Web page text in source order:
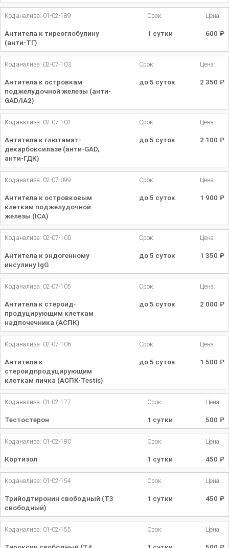
Код анализа: 01-02-189
Антитела к тиреоглобулину
(анти-ТГ)
Срок:
1 сутки
Цена:
600 ₽
Код анализа: 02-07-103
Антитела к островкам
поджелудочной железы (анти-
GAD/IA2)
Срок:
до 5 суток
Цена:
2 350 ₽
Код анализа: 02-07-101
Антитела к глютамат-
декарбоксилазе (анти-GAD,
анти-ГДК)
Срок:
до 5 суток
Цена:
2 100 ₽
Код анализа: 02-07-099
Антитела к островковым
клеткам поджелудочной
железы (ICA)
Срок:
до 5 суток
Цена:
1 900 ₽
Код анализа: 02-07-100
Антитела к эндогенному
инсулину IgG
Срок:
до 5 суток
Цена:
1 350 ₽
Код анализа: 02-07-105
Антитела к стероид-
продуцирующим клеткам
надпочечника (АСПК)
Срок:
до 5 суток
Цена:
2 000 ₽
Код анализа: 02-07-106
Антитела к
стероидпродуцирующим
клеткам яичка (АСПК-Testis)
Срок:
до 5 суток
Цена:
1 500 ₽
Код анализа: 01-02-177
Тестостерон
Срок:
1 сутки
Цена:
500 ₽
Код анализа: 01-02-180
Кортизол
Срок:
1 сутки
Цена:
450 ₽
Код анализа: 01-02-154
Трийодтиронин свободный (Т3
свободный)
Срок:
1 сутки
Цена:
450 ₽
Код анализа: 01-02-155 Срок: Цена: